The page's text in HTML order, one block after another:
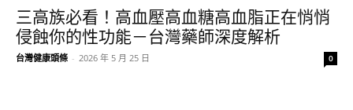
三高族必看！高血壓高血糖高血脂正在悄悄
侵蝕你的性功能－台灣藥師深度解析
台灣健康頭條 - 2026 年 5 月 25 日 0